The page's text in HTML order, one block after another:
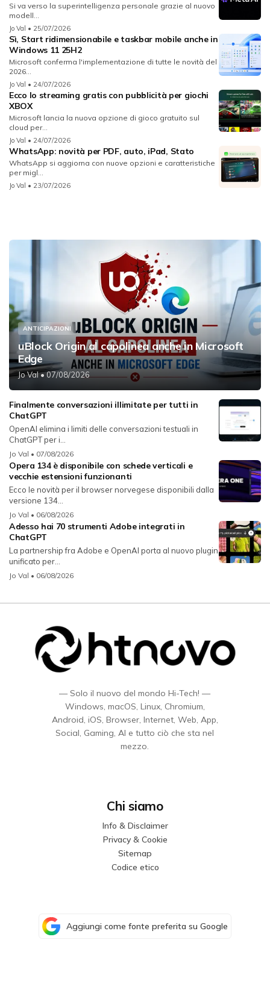
Si va verso la superintelligenza personale grazie al nuovo
modell...
Jo Val • 25/07/2026
Sì, Start ridimensionabile e taskbar mobile anche in
Windows 11 25H2
Microsoft conferma l'implementazione di tutte le novità del
2026...
Jo Val • 24/07/2026
Ecco lo streaming gratis con pubblicità per giochi
XBOX
Microsoft lancia la nuova opzione di gioco gratuito sul
cloud per...
Jo Val • 24/07/2026
WhatsApp: novità per PDF, auto, iPad, Stato
WhatsApp si aggiorna con nuove opzioni e caratteristiche
per migl...
Jo Val • 23/07/2026
ANTICIPAZIONI
uBlock Origin al capolinea anche in Microsoft
Edge
Jo Val• 07/08/2026
Finalmente conversazioni illimitate per tutti in
ChatGPT
OpenAI elimina i limiti delle conversazioni testuali in
ChatGPT per i...
Jo Val • 07/08/2026
Opera 134 è disponibile con schede verticali e
vecchie estensioni funzionanti
Ecco le novità per il browser norvegese disponibili dalla
versione 134...
Jo Val • 06/08/2026
Adesso hai 70 strumenti Adobe integrati in
ChatGPT
La partnership fra Adobe e OpenAI porta al nuovo plugin
unificato per...
Jo Val • 06/08/2026
— Solo il nuovo del mondo Hi-Tech! —
Windows, macOS, Linux, Chromium,
Android, iOS, Browser, Internet, Web, App,
Social, Gaming, AI e tutto ciò che sta nel
mezzo.
Chi siamo
Info & Disclaimer
Privacy & Cookie
Sitemap
Codice etico
Aggiungi come fonte preferita su Google